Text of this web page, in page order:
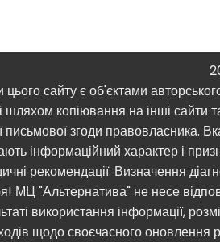
цього сайту є об'єктами
копіювання на інші сайти
письмової згоди правовласника.
інформаційний характер і
рекомендації. Визначення
МЦ "Альтернатива" не несе
використання інформації,
щодо своєчасного